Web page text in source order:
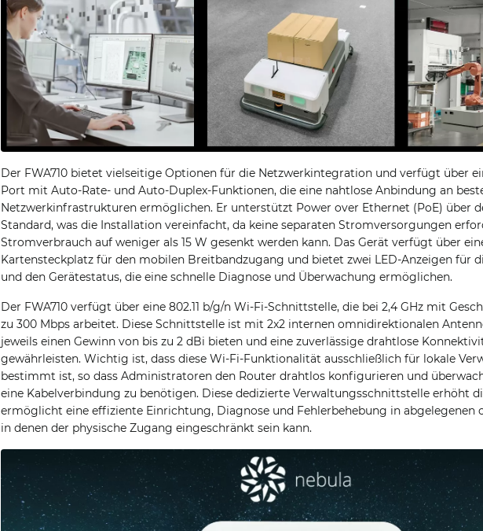
Der FWA710 bietet vielseitige Optionen für die Netzwerkintegration und verfügt über
Port mit Auto-Rate- und Auto-Duplex-Funktionen, die eine nahtlose Anbindung an
Netzwerkinfrastrukturen ermöglichen. Er unterstützt Power over Ethernet (PoE) über
Standard, was die Installation vereinfacht, da keine separaten Stromversorgungen
Stromverbrauch auf weniger als 15 W gesenkt werden kann. Das Gerät verfügt über
Kartensteckplatz für den mobilen Breitbandzugang und bietet zwei LED-Anzeigen für
und den Gerätestatus, die eine schnelle Diagnose und Überwachung ermöglichen.
Der FWA710 verfügt über eine 802.11 b/g/n Wi-Fi-Schnittstelle, die bei 2,4 GHz mit
zu 300 Mbps arbeitet. Diese Schnittstelle ist mit 2x2 internen omnidirektionalen
jeweils einen Gewinn von bis zu 2 dBi bieten und eine zuverlässige drahtlose
gewährleisten. Wichtig ist, dass diese Wi-Fi-Funktionalität ausschließlich für lokale
bestimmt ist, so dass Administratoren den Router drahtlos konfigurieren und
eine Kabelverbindung zu benötigen. Diese dedizierte Verwaltungsschnittstelle erhöht
ermöglicht eine effiziente Einrichtung, Diagnose und Fehlerbehebung in abgelegenen
in denen der physische Zugang eingeschränkt sein kann.